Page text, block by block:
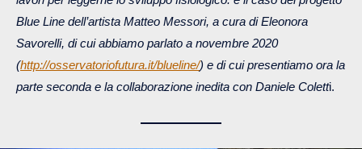
Blue Line dell’artista Matteo Messori, a cura di Eleonora
Savorelli, di cui abbiamo parlato a novembre 2020
(http://osservatoriofutura.it/blueline/) e di cui presentiamo ora la
parte seconda e la collaborazione inedita con Daniele Coletti.